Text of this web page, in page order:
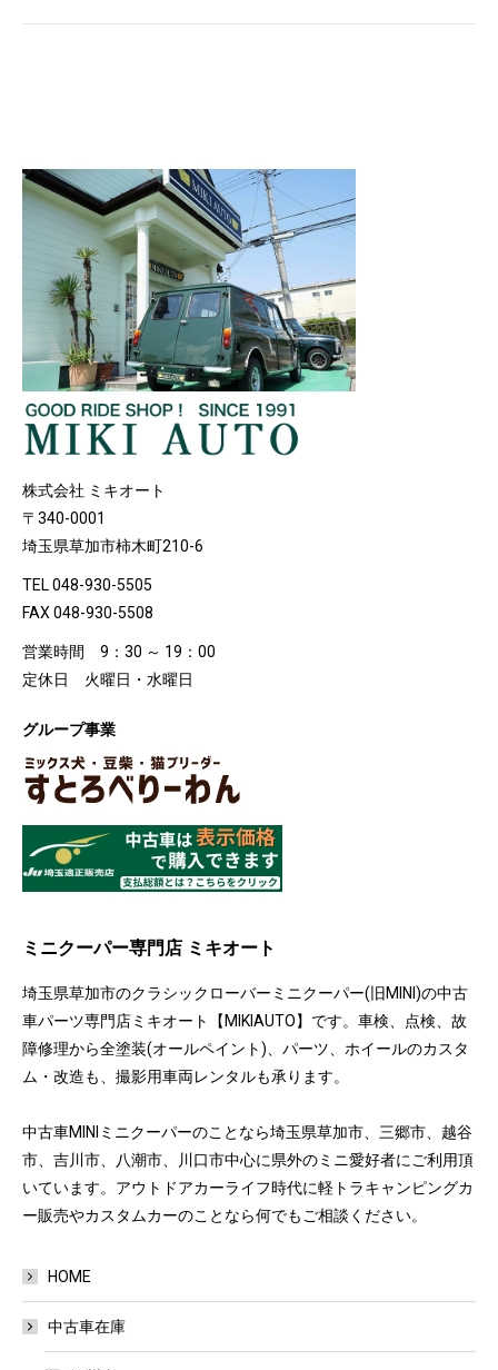
株式会社 ミキオート
〒340-0001
埼玉県草加市柿木町210-6
TEL 048-930-5505
FAX 048-930-5508
営業時間 9：30 ～ 19：00
定休日 火曜日・水曜日
グループ事業
ミニクーパー専門店 ミキオート
埼玉県草加市のクラシックローバーミニクーパー(旧MINI)の中古
車パーツ専門店ミキオート【MIKIAUTO】です。車検、点検、故
障修理から全塗装(オールペイント)、パーツ、ホイールのカスタ
ム・改造も、撮影用車両レンタルも承ります。
中古車MINIミニクーパーのことなら埼玉県草加市、三郷市、越谷
市、吉川市、八潮市、川口市中心に県外のミニ愛好者にご利用頂
いています。アウトドアカーライフ時代に軽トラキャンピングカ
ー販売やカスタムカーのことなら何でもご相談ください。
HOME
中古車在庫